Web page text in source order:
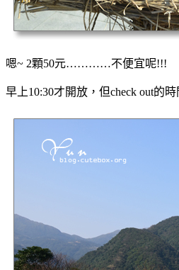
嗯~ 2顆50元…………不便宜呢!!!
早上10:30才開放，但check out的